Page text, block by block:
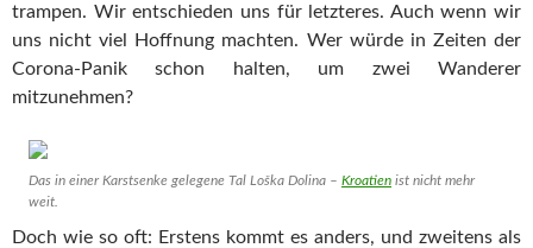
trampen. Wir entschieden uns für letzteres. Auch wenn wir
uns nicht viel Hoffnung machten. Wer würde in Zeiten der
Corona-Panik schon halten, um zwei Wanderer
mitzunehmen?
Das in einer Karstsenke gelegene Tal Loška Dolina – Kroatien ist nicht mehr
weit.
Doch wie so oft: Erstens kommt es anders, und zweitens als